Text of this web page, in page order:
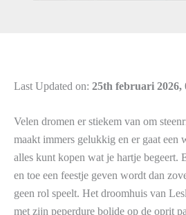
Last Updated on: 25th februari 2026,
Velen dromen er stiekem van om
maakt immers gelukkig en er gaat een
alles kunt kopen wat je hartje begeert.
en toe een feestje geven wordt dan
geen rol speelt. Het droomhuis van
met zijn peperdure bolide op de oprit